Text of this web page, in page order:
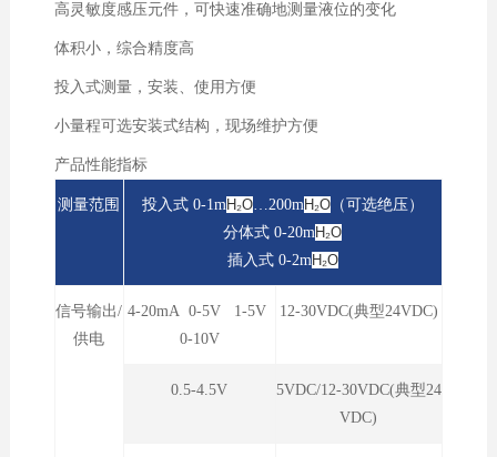
高灵敏度感压元件，可快速准确地测量液位的变化
体积小，综合精度高
投入式测量，安装、使用方便
小量程可选安装式结构，现场维护方便
产品性能指标
测量范围 投入式 0-1mH₂O…200mH₂O（可选绝压）
分体式 0-20mH₂O
插入式 0-2mH₂O
信号输出/
供电
4-20mA 0-5V 1-5V
0-10V
12-30VDC(典型24VDC)
0.5-4.5V
5VDC/12-30VDC(典型24
VDC)